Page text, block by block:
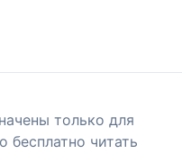
только для
читать